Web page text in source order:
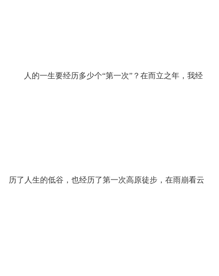
人的一生要经历多少个“第一次”？在而立之年，我经
历了人生的低谷，也经历了第一次高原徒步，在雨崩看云